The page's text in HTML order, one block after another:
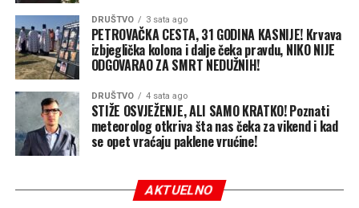
DRUŠTVO 3 sata ago
PETROVAČKA CESTA, 31 GODINA KASNIJE! Krvava
izbjeglička kolona i dalje čeka pravdu, NIKO NIJE
ODGOVARAO ZA SMRT NEDUŽNIH!
DRUŠTVO 4 sata ago
STIŽE OSVJEŽENJE, ALI SAMO KRATKO! Poznati
meteorolog otkriva šta nas čeka za vikend i kad
se opet vraćaju paklene vrućine!
AKTUELNO